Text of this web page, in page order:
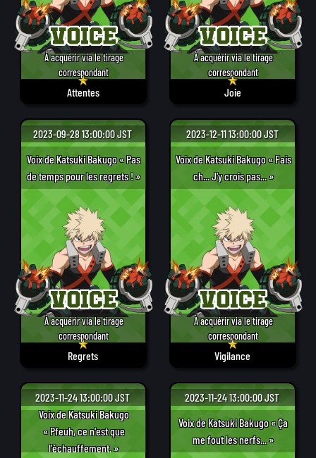
Attentes
À acquérir via le tirage
correspondant
Joie
À acquérir via le tirage
correspondant
Regrets
2023-09-28 13:00:00 JST
À acquérir via le tirage
correspondant
Voix de Katsuki Bakugo « Pas
de temps pour les regrets ! »
Vigilance
2023-12-11 13:00:00 JST
À acquérir via le tirage
correspondant
Voix de Katsuki Bakugo « Fais
ch... J'y crois pas... »
2023-11-24 13:00:00 JST
Voix de Katsuki Bakugo
« Pfeuh, ce n'est que
l'échauffement. »
2023-11-24 13:00:00 JST
Voix de Katsuki Bakugo « Ça
me fout les nerfs... »